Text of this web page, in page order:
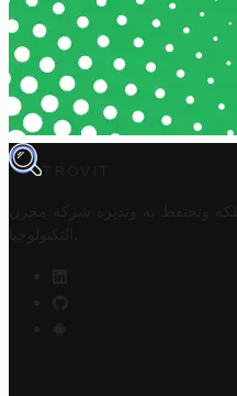
TROVIT
وتحتفظ به وتديره
شركة مخزن
التكنولوجيا